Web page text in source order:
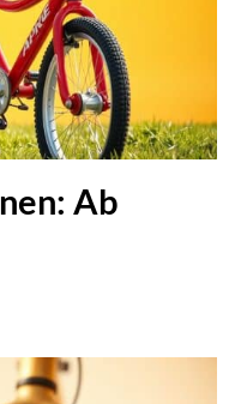
Ab